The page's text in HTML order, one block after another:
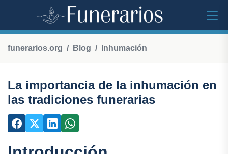
funerarios.org Blog Inhumación
La importancia de la inhumación en
las tradiciones funerarias